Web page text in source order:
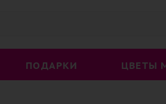
ПОДАРКИ ЦВЕТЫ